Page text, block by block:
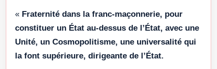
« Fraternité dans la franc-maçonnerie, pour
constituer un État au-dessus de l’État, avec une
Unité, un Cosmopolitisme, une universalité qui
la font supérieure, dirigeante de l’État.